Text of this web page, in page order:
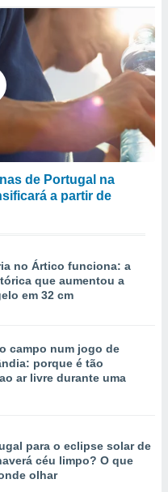
de Portugal na
a partir de
no Ártico funciona: a
que aumentou a
em 32 cm
campo num jogo de
porque é tão
ar livre durante uma
para o eclipse solar de
céu limpo? O que
olhar